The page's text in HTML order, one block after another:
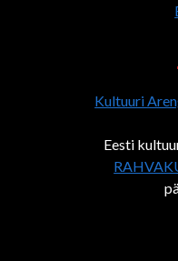
Kultuuri
Eesti